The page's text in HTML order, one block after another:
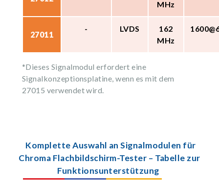
MHz
27011
- LVDS
162
MHz
*Dieses Signalmodul erfordert eine
Signalkonzeptionsplatine, wenn es mit dem
27015 verwendet wird.
Komplette Auswahl an Signalmodulen für
Chroma Flachbildschirm-Tester – Tabelle zur
Funktionsunterstützung